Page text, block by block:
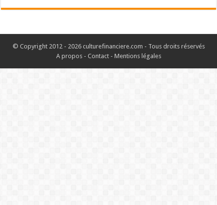
© Copyright 2012 - 2026 culturefinanciere.com - Tous droits réservés
A propos- Contact- Mentions légales